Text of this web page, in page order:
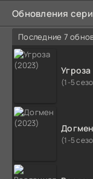
Обновления
Последние 7
(1-5
(1-5